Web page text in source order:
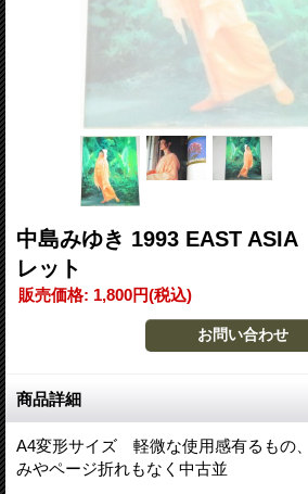
中島みゆき 1993 EAST
レット
販売価格: 1,800円(税込)
商品詳細
A4変形サイズ 軽微な使用感有るもの
みやページ折れもなく中古並